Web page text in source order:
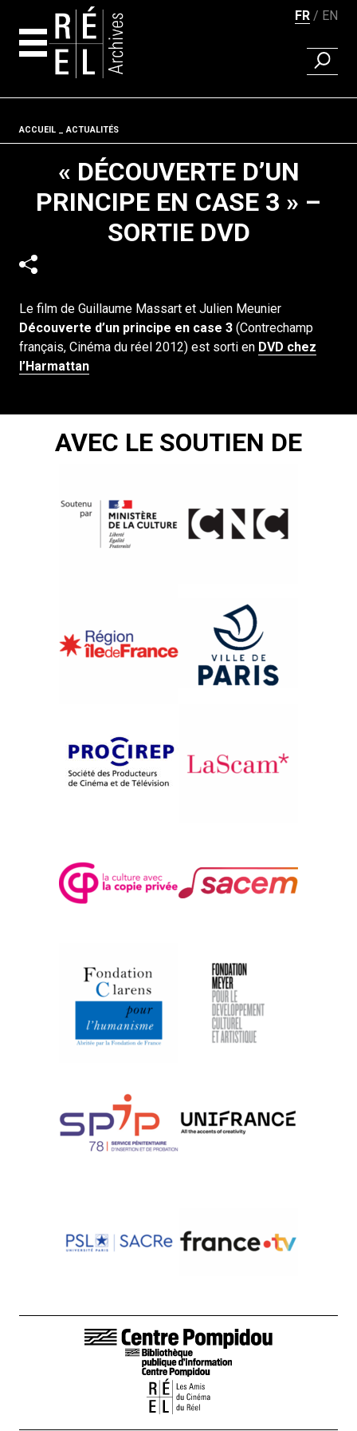
FR EN
Fil d'ariane
ACCUEIL ACTUALITÉS
« DÉCOUVERTE D’UN
PRINCIPE EN CASE 3 » –
SORTIE DVD
Le film de Guillaume Massart et Julien Meunier
Découverte d’un principe en case 3 (Contrechamp
français, Cinéma du réel 2012) est sorti en DVD chez
l’Harmattan
AVEC LE SOUTIEN DE
LIENS DE BAS DE PAGE